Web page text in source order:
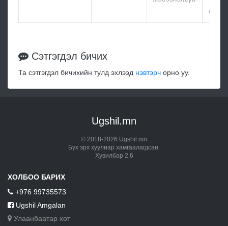
Сэтгэгдэл бичих
Та сэтгэгдэл бичихийн тулд эхлээд нэвтэрч орно уу.
Ugshil.mn
© 2018-2026 Ugshil.mn
Бүх эрх хуулиар хамгаалагдсан.
Хувилбар 2.6
ХОЛБОО БАРИХ
+976 99735573
Ugshil Amgalan
Улаанбаатар хот